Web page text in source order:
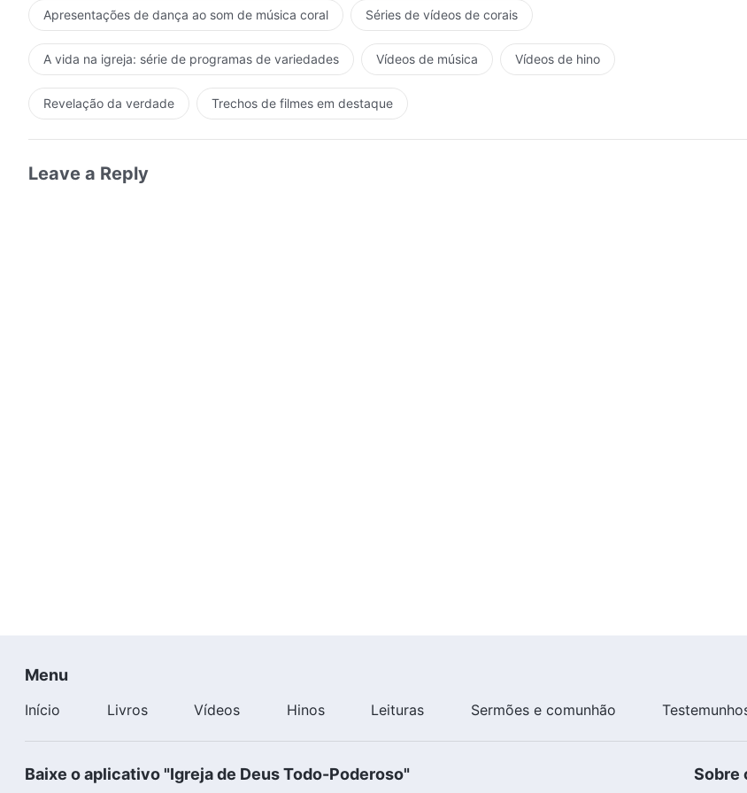
Apresentações de dança ao som de música coral Séries de vídeos de corais
A vida na igreja: série de programas de variedades Vídeos de música Vídeos de hino
Revelação da verdade Trechos de filmes em destaque
Leave a Reply
Menu
Início Livros Vídeos Hinos Leituras Sermões e comunhão
Baixe o aplicativo "Igreja de Deus Todo-Poderoso" Sobre